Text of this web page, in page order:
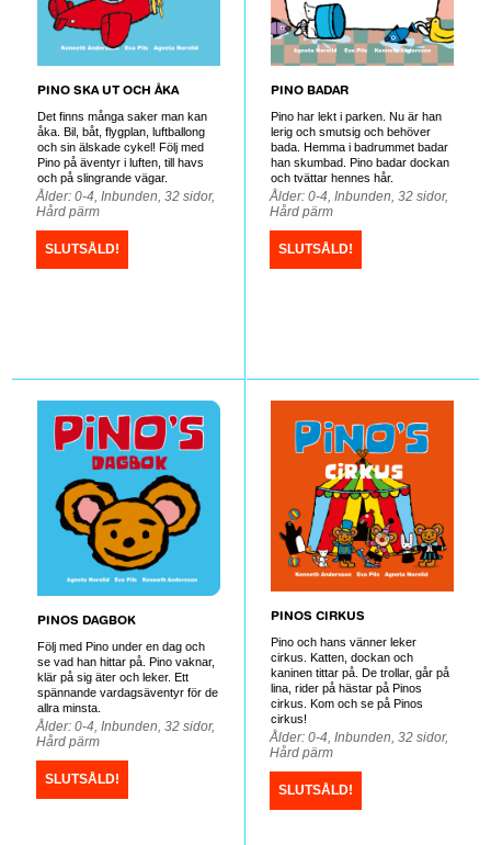
PINO SKA UT OCH ÅKA
Det finns många saker man kan
åka. Bil, båt, flygplan, luftballong
och sin älskade cykel! Följ med
Pino på äventyr i luften, till havs
och på slingrande vägar.
Ålder: 0-4, Inbunden, 32 sidor,
Hård pärm
SLUTSÅLD!
PINOS DAGBOK
Följ med Pino under en dag och
se vad han hittar på. Pino vaknar,
klär på sig äter och leker. Ett
spännande vardagsäventyr för de
allra minsta.
Ålder: 0-4, Inbunden, 32 sidor,
Hård pärm
SLUTSÅLD!
PINO BADAR
Pino har lekt i parken. Nu är han
lerig och smutsig och behöver
bada. Hemma i badrummet badar
han skumbad. Pino badar dockan
och tvättar hennes hår.
Ålder: 0-4, Inbunden, 32 sidor,
Hård pärm
SLUTSÅLD!
PINOS CIRKUS
Pino och hans vänner leker
cirkus. Katten, dockan och
kaninen tittar på. De trollar, går på
lina, rider på hästar på Pinos
cirkus. Kom och se på Pinos
cirkus!
Ålder: 0-4, Inbunden, 32 sidor,
Hård pärm
SLUTSÅLD!